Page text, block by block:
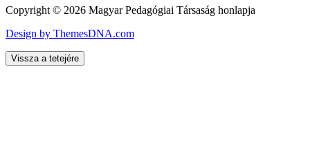
Copyright © 2026 Magyar Pedagógiai Társaság honlapja
Design by ThemesDNA.com
Vissza a tetejére